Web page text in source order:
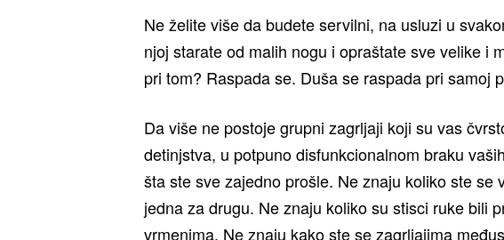
Ne želite više da budete servilni, na usluzi u
njoj starate od malih nogu i opraštate sve velike i
pri tom? Raspada se. Duša se raspada pri samoj
Da više ne postoje grupni zagrljaji koji su vas
detinjstva, u potpuno disfunkcionalnom braku
šta ste sve zajedno prošle. Ne znaju koliko ste se
jedna za drugu. Ne znaju koliko su stisci ruke bili
vrmenima. Ne znaju kako ste se zagrljajima